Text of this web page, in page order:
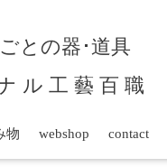
との器･道具
ル 工 藝 百 職
物 webshop contact